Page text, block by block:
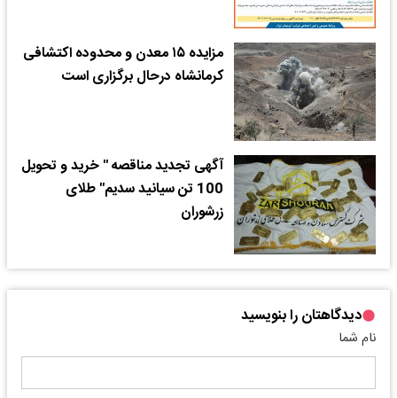
مزایده ۱۵ معدن و محدوده اکتشافی
کرمانشاه درحال برگزاری است
آگهی تجدید مناقصه " خرید و تحویل
100 تن سیانید سدیم" طلای
زرشوران
دیدگاهتان را بنویسید
نام شما